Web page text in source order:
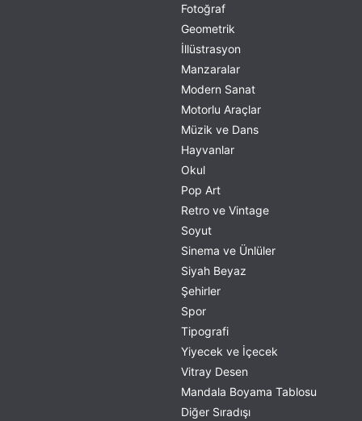
Fotoğraf
Geometrik
İllüstrasyon
Manzaralar
Modern Sanat
Motorlu Araçlar
Müzik ve Dans
Hayvanlar
Okul
Pop Art
Retro ve Vintage
Soyut
Sinema ve Ünlüler
Siyah Beyaz
Şehirler
Spor
Tipografi
Yiyecek ve İçecek
Vitray Desen
Mandala Boyama Tablosu
Diğer Sıradışı